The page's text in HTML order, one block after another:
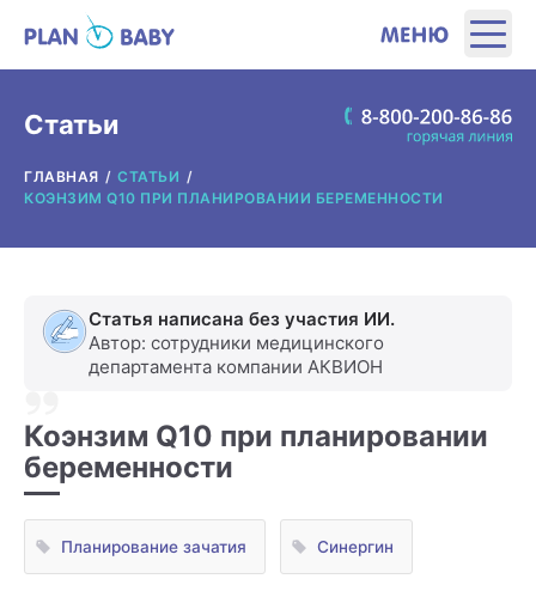
ПРОДУКТЫ
ПОЛЕЗНЫЕ ИНСТРУМЕНТЫ
ИНТЕРЕСНОЕ
ГДЕ КУПИТЬ?
Статьи
ГЛАВНАЯ
СТАТЬИ
КОЭНЗИМ Q10 ПРИ ПЛАНИРОВАНИИ БЕРЕМЕННОСТИ
Статья написана без участия ИИ.
Автор: сотрудники медицинского
департамента компании АКВИОН
Коэнзим Q10 при планировании
беременности
Планирование зачатия Синергин